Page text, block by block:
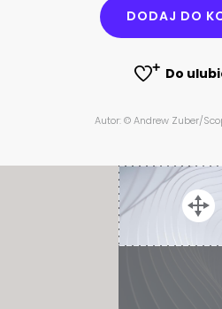
DODAJ DO
Do
Autor: © Andrew Zuber/